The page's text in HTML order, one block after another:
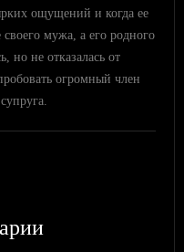
ощущений и когда ее
мужа, а его родного
но не отказалась от
огромный член